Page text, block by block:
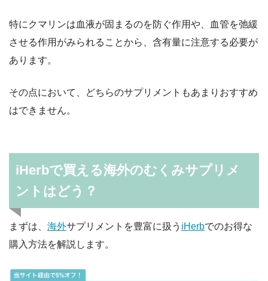
特にクマリンは血液が固まるのを防ぐ作用や、血管を弛緩
させる作用がみられることから、含有量に注意する必要が
あります。
その点において、どちらのサプリメントもあまりおすすめ
はできません。
iHerbで買える海外のむくみサプリメ
ントはどう？
まずは、 海外サプリメントを豊富に扱う iHerbでのお得な
購入方法を解説します。